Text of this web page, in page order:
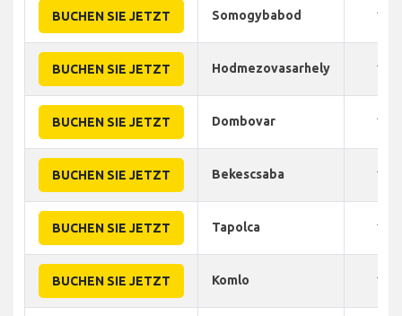
BUCHEN SIE JETZT Somogybabod 120
BUCHEN SIE JETZT Hodmezovasarhely 110
BUCHEN SIE JETZT Dombovar 150
BUCHEN SIE JETZT Bekescsaba 165
BUCHEN SIE JETZT Tapolca 155
BUCHEN SIE JETZT Komlo 160